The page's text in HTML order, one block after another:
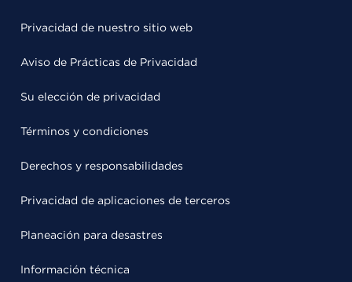
Privacidad de nuestro sitio web
Aviso de Prácticas de Privacidad
Su elección de privacidad
Términos y condiciones
Derechos y responsabilidades
Privacidad de aplicaciones de terceros
Planeación para desastres
Información técnica